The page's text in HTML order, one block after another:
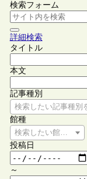
検索フォーム
詳細検索
タイトル
本文
記事種別
検索したい記事種別
館種
検索したい館種を選
投稿日
～